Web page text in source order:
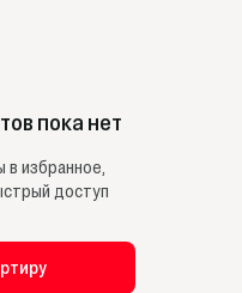
пока нет
избранное,
доступ